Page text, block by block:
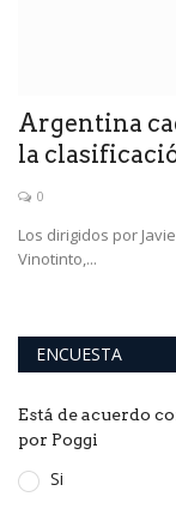
Argentina
la
0
Los dirigidos por
Vinotinto,...
ENCUESTA
Está de acuerdo
por Poggi
Si